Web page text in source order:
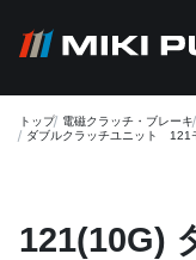
トップ 電磁クラッチ・ブレーキ
ダブルクラッチユニット 121
121(10G)